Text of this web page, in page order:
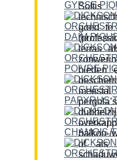
Soltis
goed te
terras
bieden
balkon-/
of als